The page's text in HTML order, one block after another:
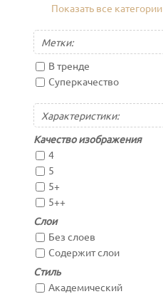
Показать все категории
Метки:
В тренде
Суперкачество
Характеристики:
Качество изображения
4
5
5+
5++
Слои
Без слоев
Содержит слои
Стиль
Академический